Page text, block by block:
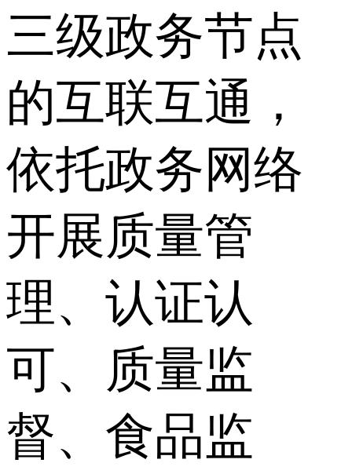
三级政务节点
的互联互通，
依托政务网络
开展质量管
理、认证认
可、质量监
督、食品监